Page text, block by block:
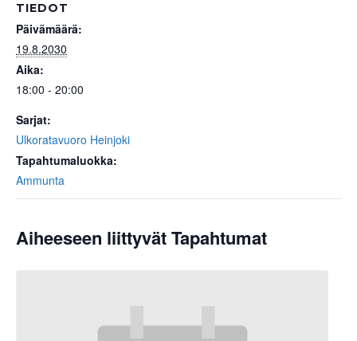
TIEDOT
Päivämäärä:
19.8.2030
Aika:
18:00 - 20:00
Sarjat:
Ulkoratavuoro Heinjoki
Tapahtumaluokka:
Ammunta
Aiheeseen liittyvät Tapahtumat